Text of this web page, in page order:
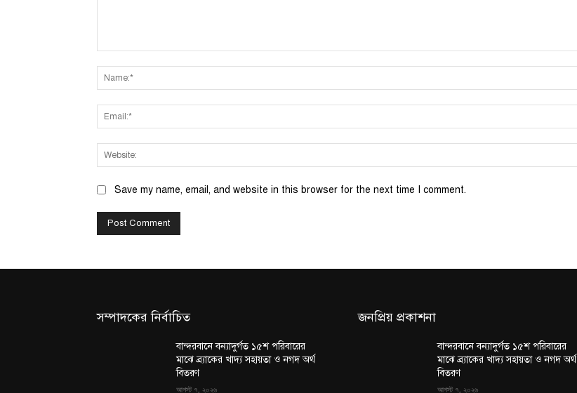
Save my name, email, and website in this browser for the next time I comment.
সম্পাদকের নির্বাচিত
বান্দরবানে বন্যাদুর্গত ১৫শ পরিবারের
মাঝে ব্র্যাকের খাদ্য সহায়তা ও নগদ অর্থ
বিতরণ
আগস্ট ৭, ২০২৬
জনপ্রিয় প্রকাশনা
বান্দরবানে বন্যাদুর্গত ১৫শ পরিবারের
মাঝে ব্র্যাকের খাদ্য সহায়তা ও নগদ অর্থ
বিতরণ
আগস্ট ৭, ২০২৬